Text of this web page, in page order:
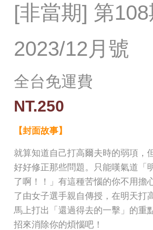
[非當期] 第108
2023/12月號
全台免運費
NT.250
【封面故事】
就算知道自己打高爾夫時的弱項，
好好修正那些問題。只能嘆氣道「
了啊！！」有這種苦惱的你不用擔
了由女子選手親自傳授，在明天打
馬上打出「還過得去的一擊」的重
招來消除你的煩惱吧！